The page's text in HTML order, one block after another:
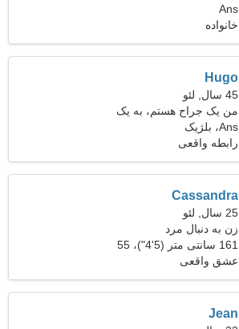
51-56
Ans
خانواده
Hugo
45 سال, لئو
من یک جراح هستم، به یک
زن خوب نیاز دارم
Ans، بلژیک
رابطه واقعی
Cassandra
25 سال, لئو
زن به دنبال مرد
161 سانتی متر (5'4")، 55
کیلوگرم (121 پوند)
عشق واقعی
Jean